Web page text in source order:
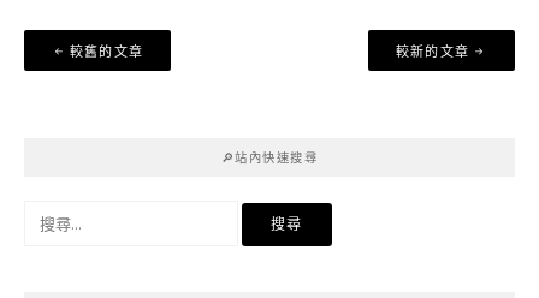
文
章
較舊的文章 較新的文章
🔎站內快速搜尋